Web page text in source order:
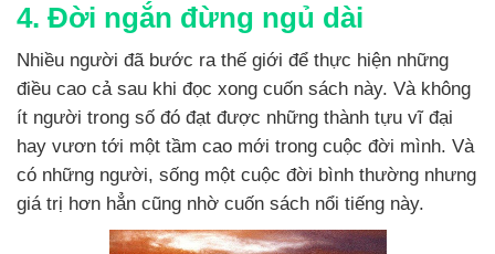
4. Đời ngắn đừng ngủ dài
Nhiều người đã bước ra thế giới để thực hiện những
điều cao cả sau khi đọc xong cuốn sách này. Và không
ít người trong số đó đạt được những thành tựu vĩ đại
hay vươn tới một tầm cao mới trong cuộc đời mình. Và
có những người, sống một cuộc đời bình thường nhưng
giá trị hơn hẳn cũng nhờ cuốn sách nổi tiếng này.